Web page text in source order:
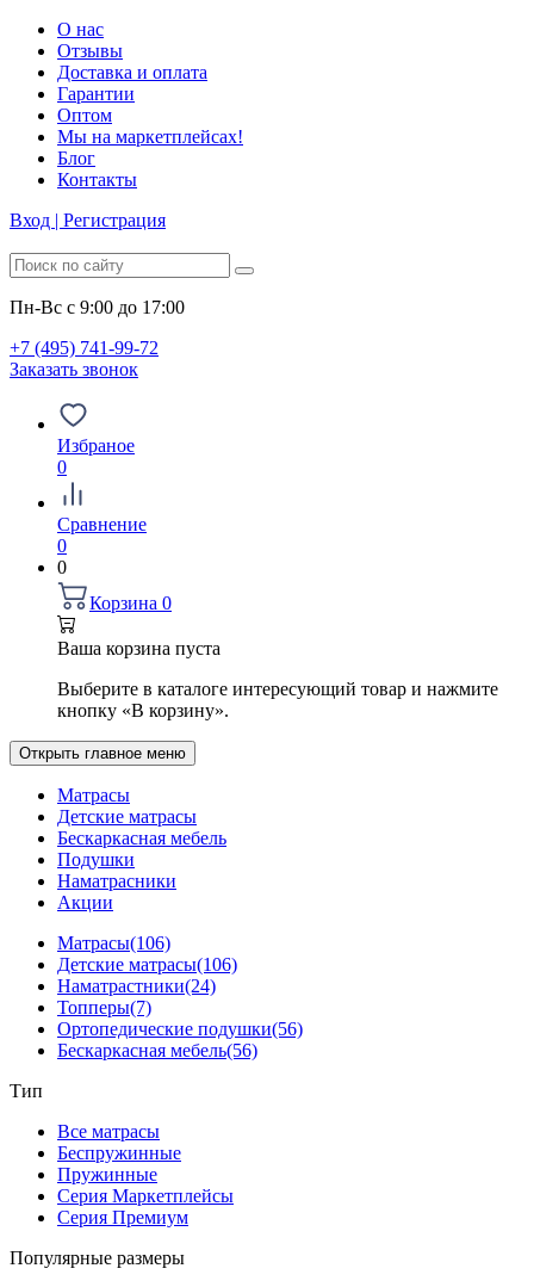
О нас
Отзывы
Доставка и оплата
Гарантии
Оптом
Мы на маркетплейсах!
Блог
Контакты
Вход | Регистрация
Пн-Вс с 9:00 до 17:00
+7 (495) 741-99-72
Заказать звонок
Избраное
0
Сравнение
0
0
Корзина 0
Ваша корзина пуста
Выберите в каталоге интересующий товар и нажмите
кнопку «В корзину».
Открыть главное меню
Матрасы
Детские матрасы
Бескаркасная мебель
Подушки
Наматрасники
Акции
Матрасы(106)
Детские матрасы(106)
Наматрастники(24)
Топперы(7)
Ортопедические подушки(56)
Бескаркасная мебель(56)
Тип
Все матрасы
Беспружинные
Пружинные
Серия Маркетплейсы
Серия Премиум
Популярные размеры